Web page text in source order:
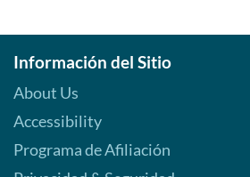
Información del Sitio
About Us
Accessibility
Programa de Afiliación